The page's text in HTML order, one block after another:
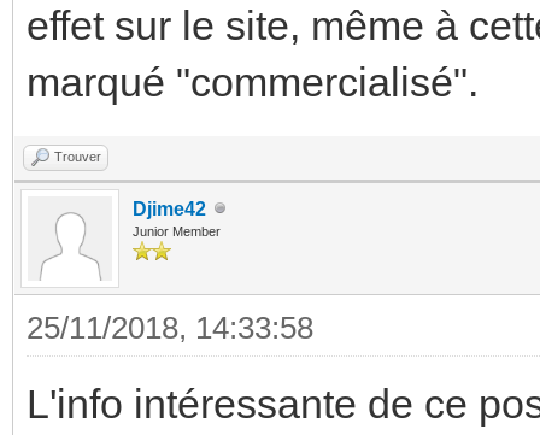
effet sur le site, même à
marqué "commercialisé".
Trouver
Djime42
Junior Member
25/11/2018, 14:33:58
L'info intéressante de ce